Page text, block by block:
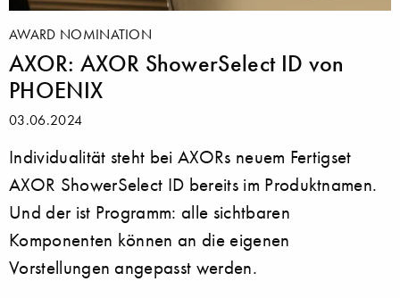
AWARD NOMINATION
AXOR: AXOR ShowerSelect ID von
PHOENIX
03.06.2024
Individualität steht bei AXORs neuem Fertigset
AXOR ShowerSelect ID bereits im Produktnamen.
Und der ist Programm: alle sichtbaren
Komponenten können an die eigenen
Vorstellungen angepasst werden.